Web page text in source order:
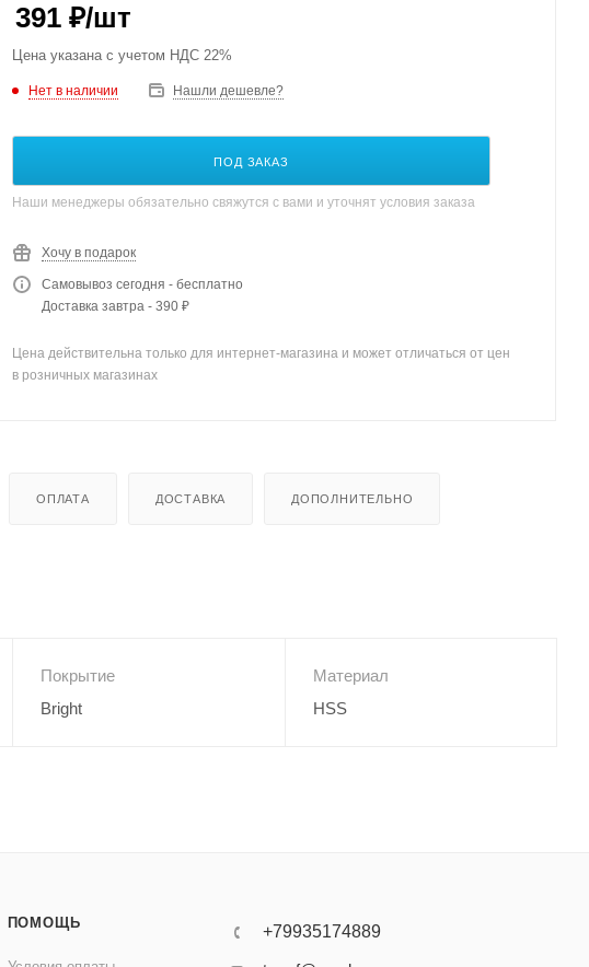
391 ₽/шт
Цена указана с учетом НДС 22%
Нет в наличии Нашли дешевле?
ПОД ЗАКАЗ
Наши менеджеры обязательно свяжутся с вами и уточнят условия заказа
Хочу в подарок
Самовывоз сегодня - бесплатно
Доставка завтра - 390 ₽
Цена действительна только для интернет-магазина и может отличаться от цен
в розничных магазинах
ОПЛАТА ДОСТАВКА ДОПОЛНИТЕЛЬНО
Покрытие
Bright
Материал
HSS
ПОМОЩЬ +79935174889